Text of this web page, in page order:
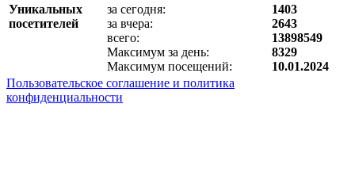
Уникальных
посетителей
за сегодня:
за вчера:
всего:
Максимум за день:
Максимум посещений:
1403
2643
13898549
8329
10.01.2024
Пользовательское соглашение и политика
конфиденциальности